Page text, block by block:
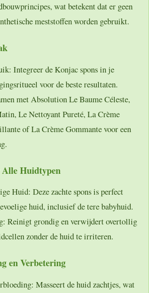
wat betekent dat er geen
meststoffen worden gebruikt.
Integreer de Konjac spons in je
voor de beste resultaten.
met Absolution Le Baume Céleste,
Le Nettoyant Pureté, La Crème
of La Crème Gommante voor een
Huidtypen
Huid: Deze zachte spons is perfect
huid, inclusief de tere babyhuid.
Reinigt grondig en verwijdert overtollig
zonder de huid te irriteren.
en Verbetering
Masseert de huid zachtjes, wat